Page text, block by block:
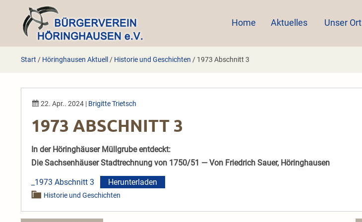
springen
Home Aktuelles Unser Ort
Start / Höringhausen Aktuell / Historie und Geschichten / 1973 Abschnitt 3
22. Apr.. 2024 | Brigitte Trietsch
1973 ABSCHNITT 3
In der Höringhäuser Müllgrube entdeckt:
Die Sachsenhäuser Stadtrechnung von 1750/51 — Von Friedrich Sauer, Höringhausen
_1973 Abschnitt 3 Herunterladen
Historie und Geschichten